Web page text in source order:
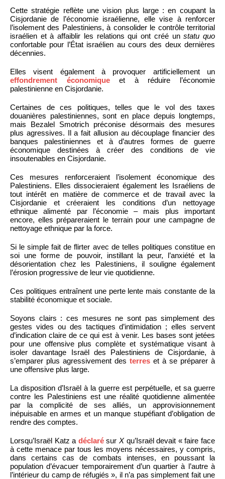
Cette stratégie reflète une vision plus large : en coupant la
Cisjordanie de l’économie israélienne, elle vise à renforcer
l’isolement des Palestiniens, à consolider le contrôle territorial
israélien et à affaiblir les relations qui ont créé unstatu quo
confortable pour l’État israélien au cours des deux dernières
décennies.
Elles visent également à provoquer artificiellement un
effondrement économiqueet à réduire l’économie
palestinienne en Cisjordanie.
Certaines de ces politiques, telles que le vol des taxes
douanières palestiniennes, sont en place depuis longtemps,
mais Bezalel Smotrich préconise désormais des mesures
plus agressives. Il a fait allusion au découplage financier des
banques palestiniennes et à d’autres formes de guerre
économique destinées à créer des conditions de vie
insoutenables en Cisjordanie.
Ces mesures renforceraient l’isolement économique des
Palestiniens. Elles dissocieraient également les Israéliens de
tout intérêt en matière de commerce et de travail avec la
Cisjordanie et créeraient les conditions d’un nettoyage
ethnique alimenté par l’économie – mais plus important
encore, elles prépareraient le terrain pour une campagne de
nettoyage ethnique par la force.
Si le simple fait de flirter avec de telles politiques constitue en
soi une forme de pouvoir, instillant la peur, l’anxiété et la
désorientation chez les Palestiniens, il souligne également
l’érosion progressive de leur vie quotidienne.
Ces politiques entraînent une perte lente mais constante de la
stabilité économique et sociale.
Soyons clairs : ces mesures ne sont pas simplement des
gestes vides ou des tactiques d’intimidation ; elles servent
d’indication claire de ce qui est à venir. Les bases sont jetées
pour une offensive plus complète et systématique visant à
isoler davantage Israël des Palestiniens de Cisjordanie, à
s’emparer plus agressivement des terres et à se préparer à
une offensive plus large.
La disposition d’Israël à la guerre est perpétuelle, et sa guerre
contre les Palestiniens est une réalité quotidienne alimentée
par la complicité de ses alliés, un approvisionnement
inépuisable en armes et un manque stupéfiant d’obligation de
rendre des comptes.
Lorsqu’Israël Katz a déclarésurXqu’Israël devait « faire face
à cette menace par tous les moyens nécessaires, y compris,
dans certains cas de combats intenses, en poussant la
population d’évacuer temporairement d’un quartier à l’autre à
l’intérieur du camp de réfugiés », il n’a pas simplement fait une